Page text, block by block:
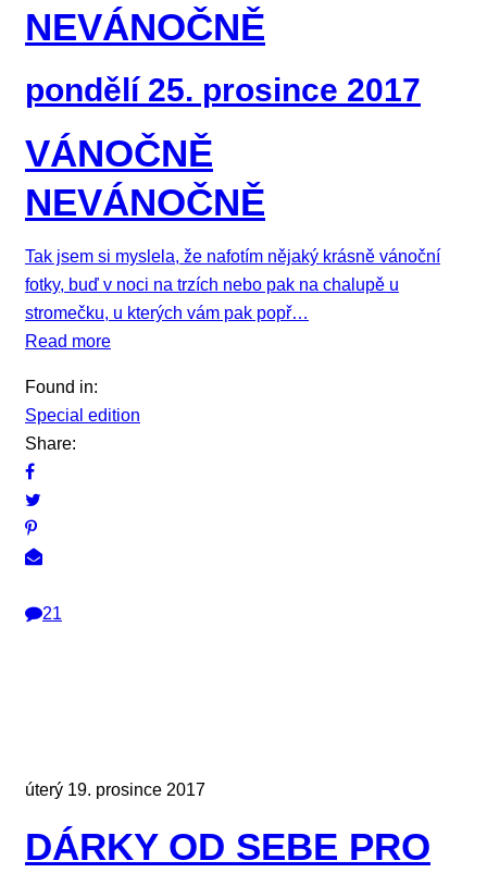
NEVÁNOČNĚ
pondělí 25. prosince 2017
VÁNOČNĚ
NEVÁNOČNĚ
Tak jsem si myslela, že nafotím nějaký krásně vánoční
fotky, buď v noci na trzích nebo pak na chalupě u
stromečku, u kterých vám pak popř…
Read more
Found in:
Special edition
Share:
21
úterý 19. prosince 2017
DÁRKY OD SEBE PRO